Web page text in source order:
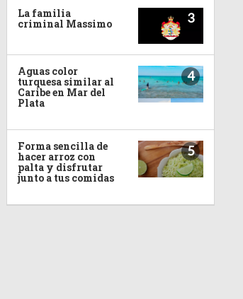
La familia
criminal Massimo 3
Aguas color
turquesa similar al
Caribe en Mar del
Plata
4
Forma sencilla de
hacer arroz con
palta y disfrutar
junto a tus comidas
5